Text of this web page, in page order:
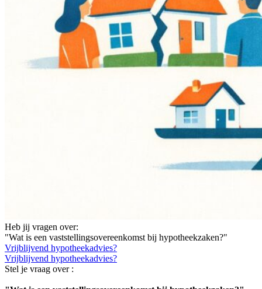
Heb jij vragen over:
"Wat is een vaststellingsovereenkomst bij hypotheekzaken?"
Vrijblijvend hypotheekadvies?
Vrijblijvend hypotheekadvies?
Stel je vraag over :